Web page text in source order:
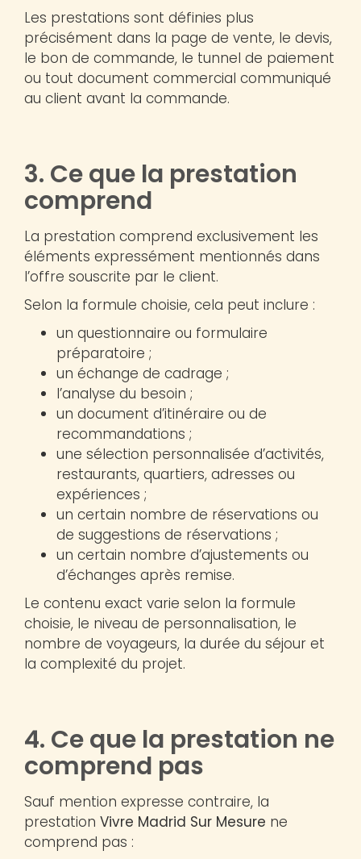
Les prestations sont définies plus
précisément dans la page de vente, le devis,
le bon de commande, le tunnel de paiement
ou tout document commercial communiqué
au client avant la commande.
3. Ce que la prestation
comprend
La prestation comprend exclusivement les
éléments expressément mentionnés dans
l’offre souscrite par le client.
Selon la formule choisie, cela peut inclure :
un questionnaire ou formulaire
préparatoire ;
un échange de cadrage ;
l’analyse du besoin ;
un document d’itinéraire ou de
recommandations ;
une sélection personnalisée d’activités,
restaurants, quartiers, adresses ou
expériences ;
un certain nombre de réservations ou
de suggestions de réservations ;
un certain nombre d’ajustements ou
d’échanges après remise.
Le contenu exact varie selon la formule
choisie, le niveau de personnalisation, le
nombre de voyageurs, la durée du séjour et
la complexité du projet.
4. Ce que la prestation ne
comprend pas
Sauf mention expresse contraire, la
prestation Vivre Madrid Sur Mesure ne
comprend pas :